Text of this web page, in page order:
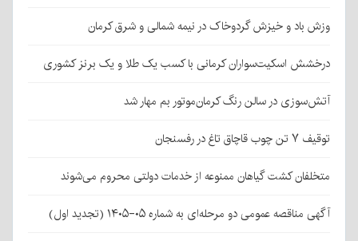
وزش باد و خیزش گردوخاک در نیمه شمالی و شرق کرمان
درخشش اسکیت‌سواران کرمانی با کسب یک طلا و یک برنز کشوری
آتش‌سوزی در سالن رنگ کرمان‌موتور بم مهار شد
توقیف ۷ تن چوب قاچاق تاغ در رفسنجان
متخلفان کشت گیاهان ممنوعه از خدمات دولتی محروم می‌شوند
آگهی مناقصه عمومی دو مرحله‌ای به شماره ۰۵-۱۴۰۵ (تجدید اول)